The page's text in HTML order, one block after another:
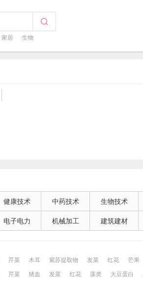
家居 生物
健康技术 中药技术 生物技术
电子电力 机械加工 建筑建材
芹菜 木耳 紫苏提取物 发菜 红花 芒果
芹菜 猪血 发菜 红花 藻类 大豆蛋白